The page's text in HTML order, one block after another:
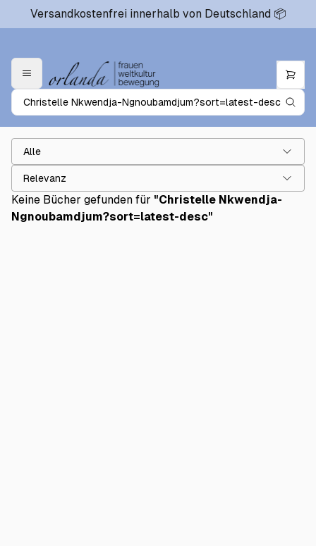
Versandkostenfrei innerhalb von Deutschland 📦
Alle
Keine Bücher gefunden für "Christelle Nkwendja-
Ngnoubamdjum?sort=latest-desc"
Relevanz